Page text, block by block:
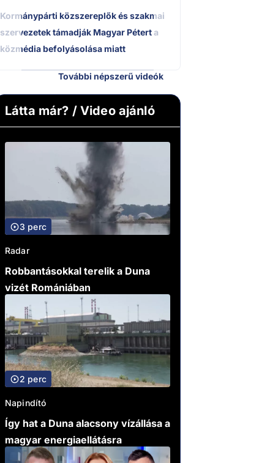
Kormánypárti közszereplők és szakmai
szervezetek támadják Magyar Pétert a
közmédia befolyásolása miatt
További népszerű videók
Látta már? / Video ajánló
3 perc
Radar
Robbantásokkal terelik a Duna
vizét Romániában
2 perc
Napindító
Így hat a Duna alacsony vízállása a
magyar energiaellátásra